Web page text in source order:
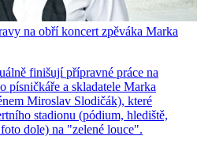
na obří koncert zpěváka Marka
finišují přípravné práce na
písničkáře a skladatele Marka
Miroslav Slodičák), které
stadionu (pódium, hlediště,
dole) na "zelené louce".